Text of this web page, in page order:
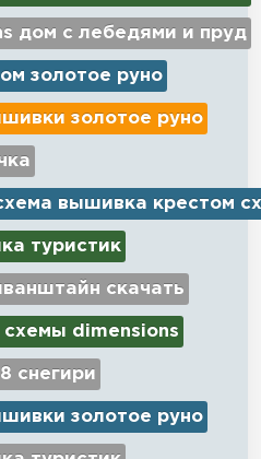
дом с лебедями и пруд
золотое руно
золотое руно
вышивка крестом
туристик
скачать
схемы dimensions
снегири
золотое руно